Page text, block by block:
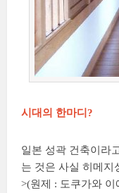
시대의 한마디?
일본 성곽 건축이라
는 것은 사실 히메지
>(원제 : 도쿠가와